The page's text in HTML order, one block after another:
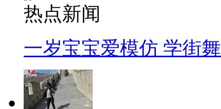
热点新闻
一岁宝宝爱模仿 学街